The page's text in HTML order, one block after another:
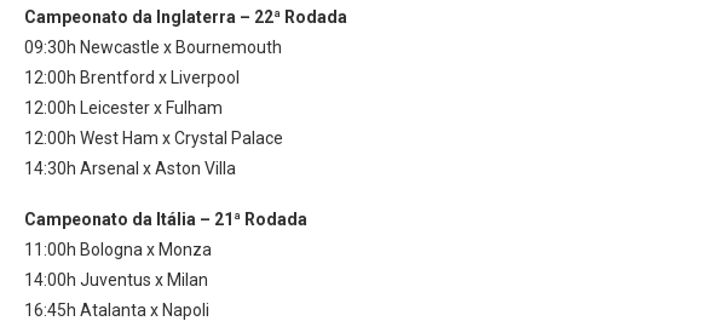
Campeonato da Inglaterra – 22ª Rodada
09:30h Newcastle x Bournemouth
12:00h Brentford x Liverpool
12:00h Leicester x Fulham
12:00h West Ham x Crystal Palace
14:30h Arsenal x Aston Villa
Campeonato da Itália – 21ª Rodada
11:00h Bologna x Monza
14:00h Juventus x Milan
16:45h Atalanta x Napoli